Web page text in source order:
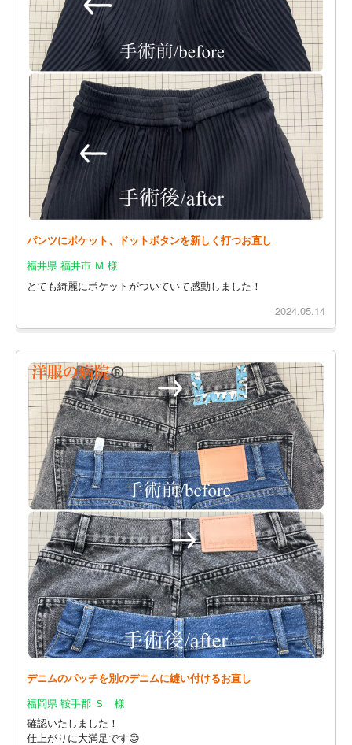
パンツにポケット、ドットボタンを新しく打つお直し
福井県 福井市 Ｍ 様
とても綺麗にポケットがついていて感動しました！
2024.05.14
デニムのパッチを別のデニムに縫い付けるお直し
福岡県 鞍手郡 Ｓ 様
確認いたしました！
仕上がりに大満足です😊